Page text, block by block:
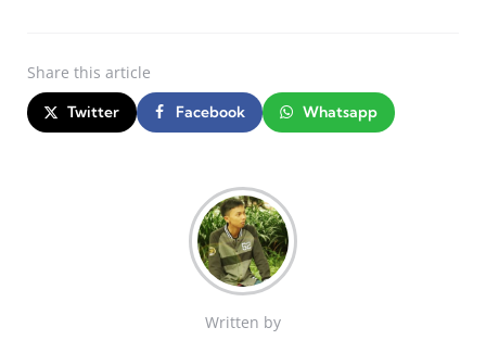
Share this article
Twitter Facebook Whatsapp
Written by